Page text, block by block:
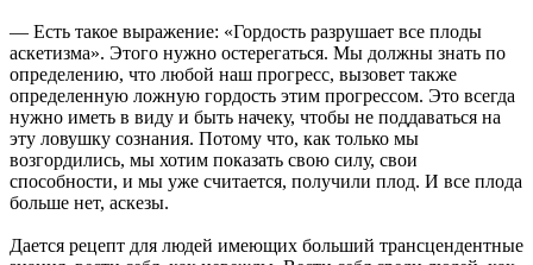
— Есть такое выражение: «Гордость разрушает все плоды
аскетизма». Этого нужно остерегаться. Мы должны знать по
определению, что любой наш прогресс, вызовет также
определенную ложную гордость этим прогрессом. Это всегда
нужно иметь в виду и быть начеку, чтобы не поддаваться на
эту ловушку сознания. Потому что, как только мы
возгордились, мы хотим показать свою силу, свои
способности, и мы уже считается, получили плод. И все плода
больше нет, аскезы.
Дается рецепт для людей имеющих больший трансцендентные